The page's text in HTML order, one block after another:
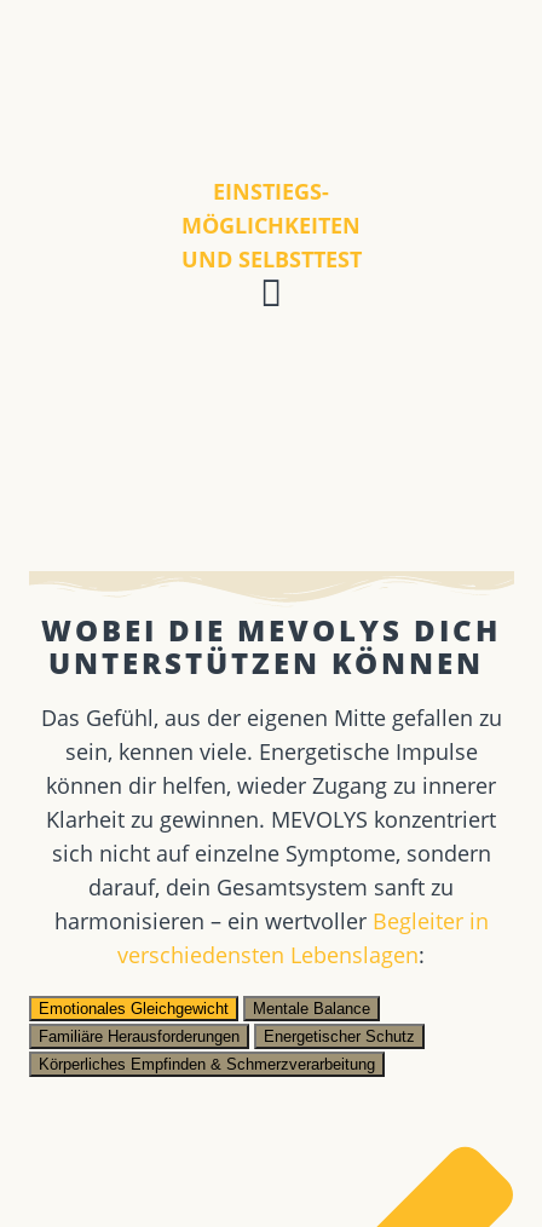
EINSTIEGS-
MÖGLICHKEITEN
UND SELBSTTEST
WOBEI DIE MEVOLYS DICH
UNTERSTÜTZEN KÖNNEN ​
Das Gefühl, aus der eigenen Mitte gefallen zu
sein, kennen viele. Energetische Impulse
können dir helfen, wieder Zugang zu innerer
Klarheit zu gewinnen. MEVOLYS konzentriert
sich nicht auf einzelne Symptome, sondern
darauf, dein Gesamtsystem sanft zu
harmonisieren – ein wertvoller Begleiter in
verschiedensten Lebenslagen:
Emotionales Gleichgewicht
Mentale Balance
Familiäre Herausforderungen
Energetischer Schutz
Körperliches Empfinden & Schmerzverarbeitung